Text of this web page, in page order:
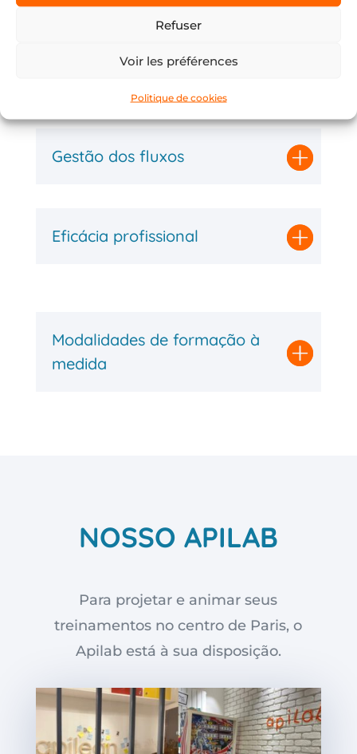
Refuser
Voir les préférences
Politique de cookies
Gestão dos fluxos
Eficácia profissional
Modalidades de formação à
medida
NOSSO APILAB
Para projetar e animar seus
treinamentos no centro de Paris, o
Apilab está à sua disposição.